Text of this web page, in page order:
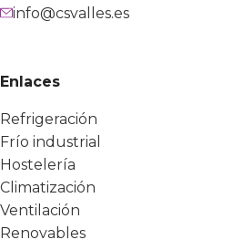
info@csvalles.es
Enlaces
Refrigeración
Frío industrial
Hostelería
Climatización
Ventilación
Renovables